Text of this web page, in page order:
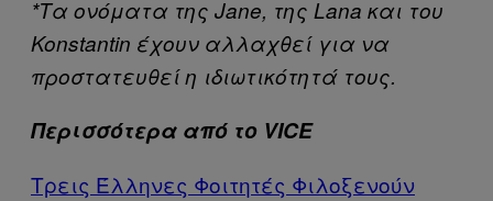
*Τα ονόματα της Jane, της Lana και του
Konstantin έχουν αλλαχθεί για να
προστατευθεί η ιδιωτικότητά τους.
Περισσότερα από το VICE
Τρεις Έλληνες Φοιτητές Φιλοξενούν